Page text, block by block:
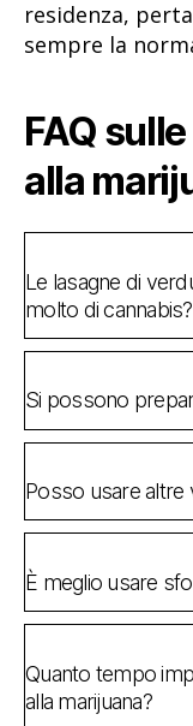
residenza,
sempre la
FAQ
alla
Le lasagne di
molto di cannabis?
Si possono
Posso usare altre
È meglio usare
Quanto tempo
alla marijuana?